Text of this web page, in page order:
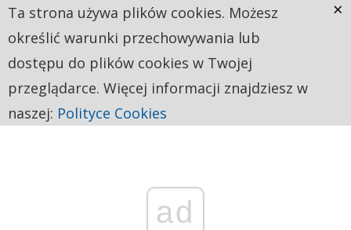
ad
Ta strona używa plików cookies. Możesz
określić warunki przechowywania lub
dostępu do plików cookies w Twojej
przeglądarce. Więcej informacji znajdziesz w
naszej: Polityce Cookies
×